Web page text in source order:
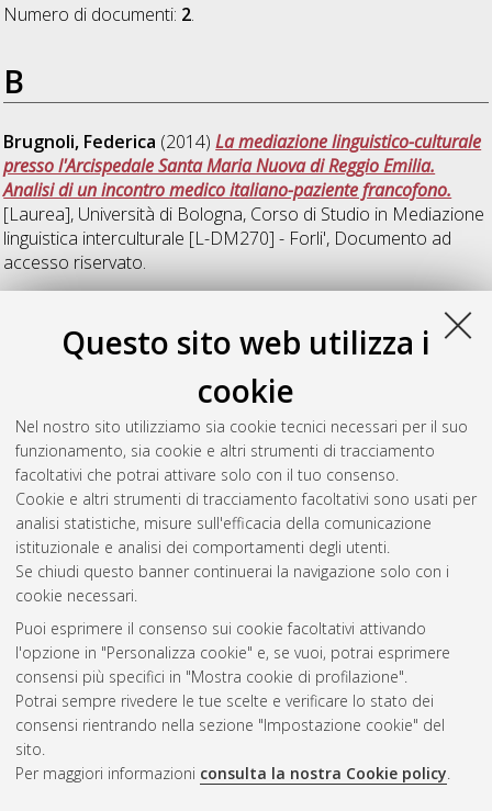
Questo sito web utilizza i
cookie
Nel nostro sito utilizziamo sia cookie tecnici necessari per il suo
funzionamento, sia cookie e altri strumenti di tracciamento
facoltativi che potrai attivare solo con il tuo consenso.
Cookie e altri strumenti di tracciamento facoltativi sono usati per
analisi statistiche, misure sull'efficacia della comunicazione
istituzionale e analisi dei comportamenti degli utenti.
Se chiudi questo banner continuerai la navigazione solo con i
cookie necessari.
Puoi esprimere il consenso sui cookie facoltativi attivando
l'opzione in "Personalizza cookie" e, se vuoi, potrai esprimere
consensi più specifici in "Mostra cookie di profilazione".
Potrai sempre rivedere le tue scelte e verificare lo stato dei
consensi rientrando nella sezione "Impostazione cookie" del
sito.
Per maggiori informazioni consulta la nostra Cookie policy.
Numero di documenti: 2.
B
Brugnoli, Federica (2014)La mediazione linguistico-culturale
presso l'Arcispedale Santa Maria Nuova di Reggio Emilia.
Analisi di un incontro medico italiano-paziente francofono.
[Laurea], Università di Bologna, Corso di Studio in Mediazione
linguistica interculturale [L-DM270] - Forli', Documento ad
accesso riservato.
Il Cahier des charges nell’ingegneria
italiano.[Laurea], Università di Bologna, Corso di Studio in
Mediazione linguistica interculturale [L-DM270] - Forli',
Documento ad accesso riservato.
Questa lista e' stata generata ilMon Aug 10 05:19:32 2026
CEST
Atom
Rss 1.0
Rss 2.0
AMS Laurea